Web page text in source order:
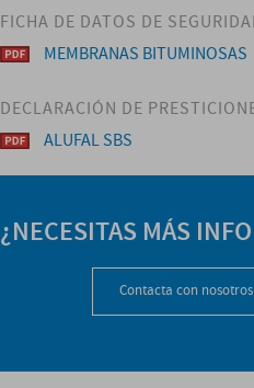
FICHA DE DATOS DE
MEMBRANAS BITUMINOSAS
DECLARACIÓN DE
ALUFAL SBS
¿NECESITAS MÁS
Contacta con nosotros